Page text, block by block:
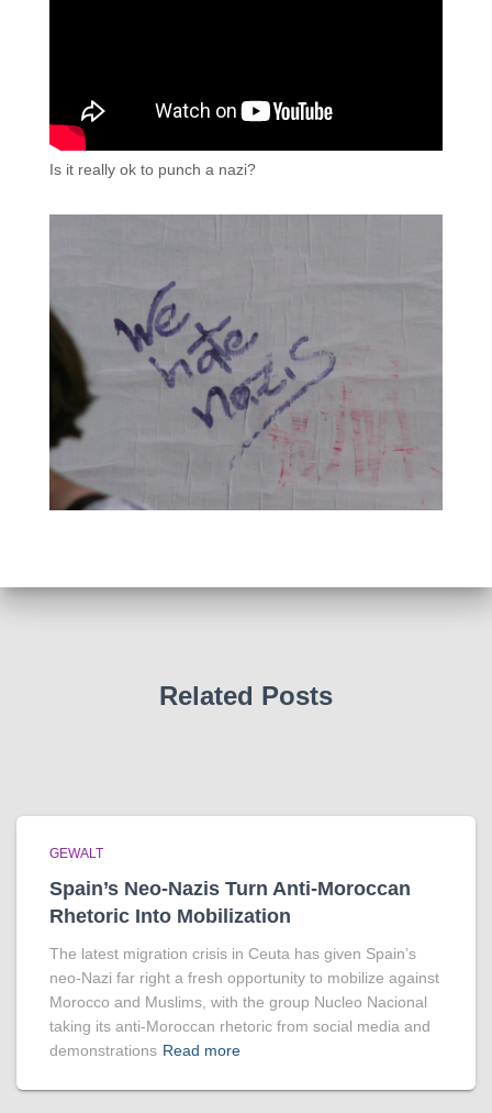
Is it really ok to punch a nazi?
Related Posts
GEWALT
Spain’s Neo-Nazis Turn Anti-Moroccan
Rhetoric Into Mobilization
The latest migration crisis in Ceuta has given Spain’s
neo-Nazi far right a fresh opportunity to mobilize against
Morocco and Muslims, with the group Nucleo Nacional
taking its anti-Moroccan rhetoric from social media and
demonstrations Read more